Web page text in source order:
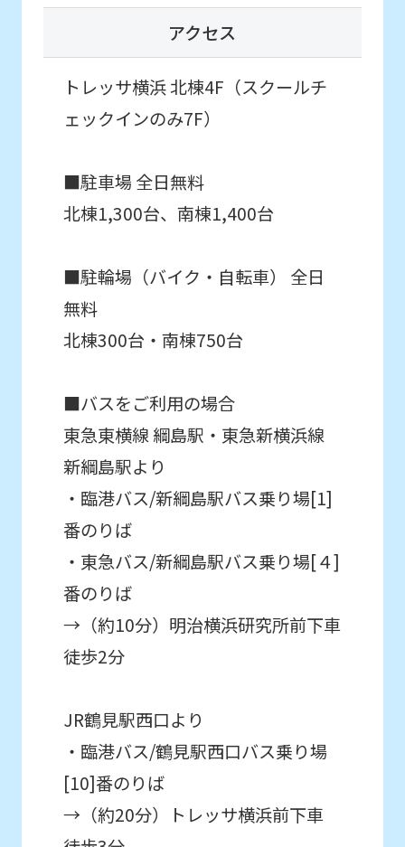
アクセス
トレッサ横浜 北棟4F（スクールチ
ェックインのみ7F）
■駐車場 全日無料
北棟1,300台、南棟1,400台
■駐輪場（バイク・自転車） 全日
無料
北棟300台・南棟750台
■バスをご利用の場合
東急東横線 綱島駅・東急新横浜線
新綱島駅より
・臨港バス/新綱島駅バス乗り場[1]
番のりば
・東急バス/新綱島駅バス乗り場[４]
番のりば
→（約10分）明治横浜研究所前下車
徒歩2分
JR鶴見駅西口より
・臨港バス/鶴見駅西口バス乗り場
[10]番のりば
→（約20分）トレッサ横浜前下車
However,
if
use
an
translation
service,
Japanese
of
website
will
be
mechanically,
it
not
translation.
The
may
お子様はこちら
体験申込
こんなお子さまにおすすめ
体験したい方。